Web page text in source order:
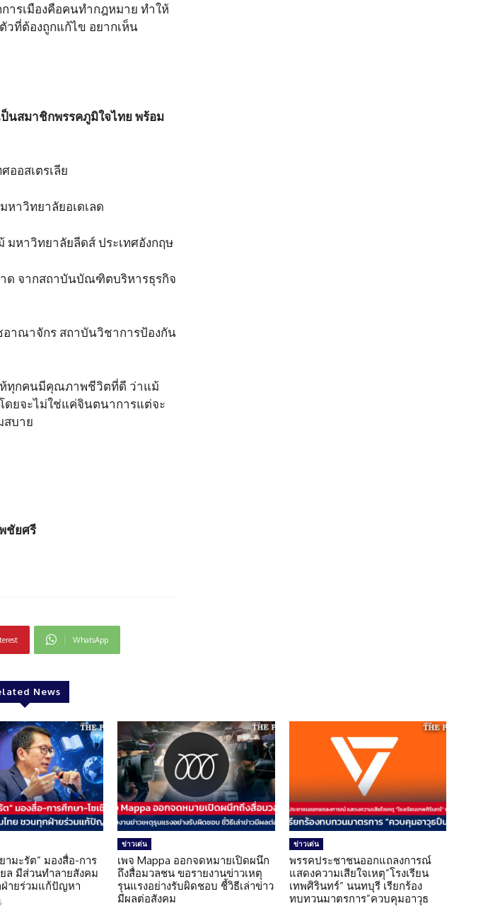
รเมืองคือคนทำกฎหมาย ทำให้
ที่ต้องถูกแก้ไข อยากเห็น
นสมาชิกพรรคภูมิใจไทย พร้อม
ออสเตรเลีย
าวิทยาลัยอเดเลด
หาวิทยาลัยลีดส์ ประเทศอังกฤษ
ด จากสถาบันบัณฑิตบริหารธุรกิจ
อาณาจักร สถาบันวิชาการป้องกัน
ให้ทุกคนมีคุณภาพชีวิตที่ดี ว่าแม้
ดยจะไม่ใช่แค่จินตนาการแต่จะ
สบาย
ชัยศรี
WhatsApp
News
ามะรัต” มองสื่อ-การ
ล มีส่วนทำลายสังคม
ายร่วมแก้ปัญหา
ข่าวเด่น
เพจ Mappa ออกจดหมายเปิดผนึก
ถึงสื่อมวลชน ขอรายงานข่าวเหตุ
รุนแรงอย่างรับผิดชอบ ชี้วิธีเล่าข่าว
มีผลต่อสังคม
ข่าวเด่น
พรรคประชาชนออกแถลงการณ์
แสดงความเสียใจเหตุ”โรงเรียน
เทพศิรินทร์” นนทบุรี เรียกร้อง
ทบทวนมาตรการ”ควบคุมอาวุธ